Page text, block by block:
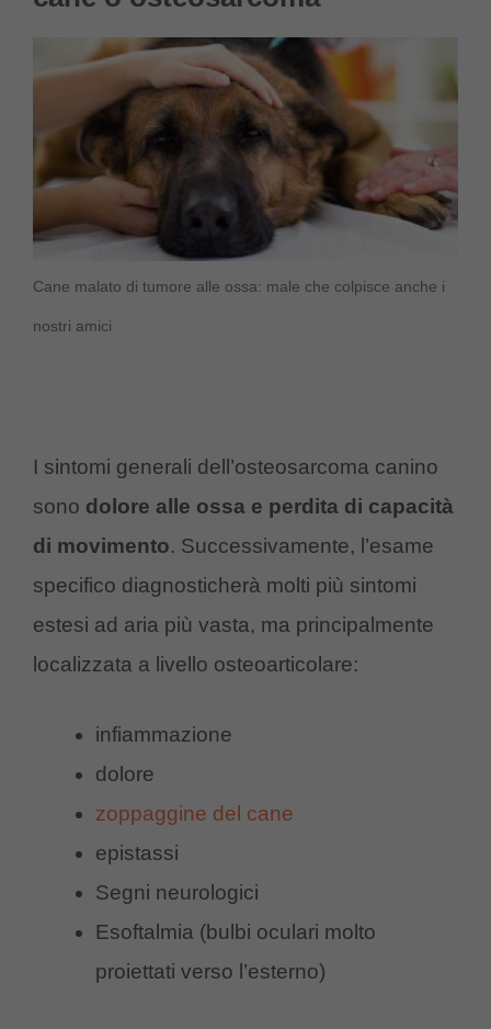
Cane malato di tumore alle ossa: male che colpisce anche i
nostri amici
I sintomi generali dell’osteosarcoma canino
sono dolore alle ossa e perdita di capacità
di movimento. Successivamente, l’esame
specifico diagnosticherà molti più sintomi
estesi ad aria più vasta, ma principalmente
localizzata a livello osteoarticolare:
infiammazione
dolore
zoppaggine del cane
epistassi
Segni neurologici
Esoftalmia (bulbi oculari molto
proiettati verso l’esterno)